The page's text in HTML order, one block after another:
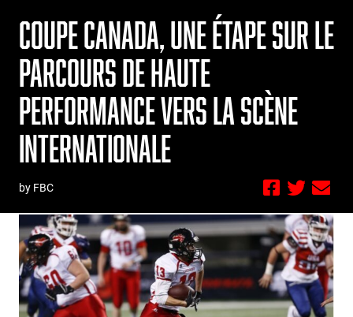
COUPE CANADA, UNE ÉTAPE SUR LE
PARCOURS DE HAUTE
PERFORMANCE VERS LA SCÈNE
INTERNATIONALE
by FBC